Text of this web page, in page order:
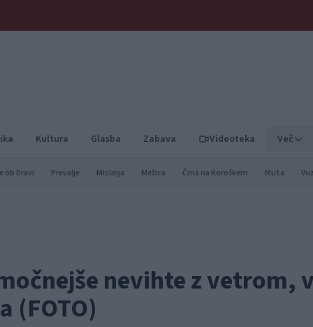
Kultura Glasba Zabava Videoteka Več
ob Dravi Prevalje Mislinja Mežica Črna na Koroškem Muta
nevihte z vetrom,
(FOTO)